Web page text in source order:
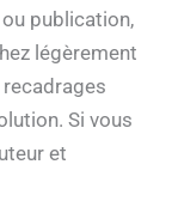
publication,
légèrement
Si vous
et